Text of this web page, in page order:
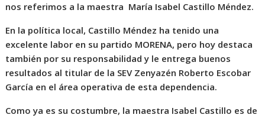
nos referimos a la maestra María Isabel Castillo Méndez.
En la política local, Castillo Méndez ha tenido una
excelente labor en su partido MORENA, pero hoy destaca
también por su responsabilidad y le entrega buenos
resultados al titular de la SEV Zenyazén Roberto Escobar
García en el área operativa de esta dependencia.
Como ya es su costumbre, la maestra Isabel Castillo es de